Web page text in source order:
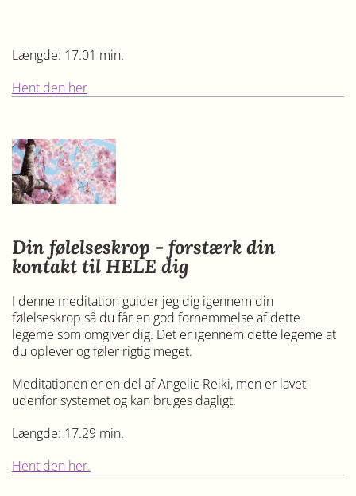
Længde: 17.01 min.
Hent den her
Din følelseskrop - forstærk din
kontakt til HELE dig
I denne meditation guider jeg dig igennem din
følelseskrop så du får en god fornemmelse af dette
legeme som omgiver dig. Det er igennem dette legeme at
du oplever og føler rigtig meget.
Meditationen er en del af Angelic Reiki, men er lavet
udenfor systemet og kan bruges dagligt.
Længde: 17.29 min.
Hent den her.